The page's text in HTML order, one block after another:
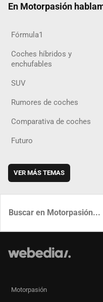
En Motorpasión
Fórmula1
Coches híbridos y
enchufables
SUV
Rumores de coches
Comparativa de coches
Futuro
VER MÁS TEMAS
Motorpasión